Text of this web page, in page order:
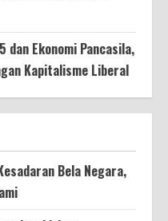
dan Ekonomi Pancasila,
Kapitalisme Liberal
Bela Negara,